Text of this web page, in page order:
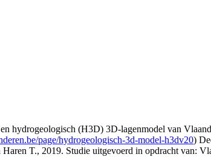
hydrogeologisch (H3D) 3D-lagenmodel van
page/hydrogeologisch-3d-model-h3dv20)
T., 2019. Studie uitgevoerd in opdracht van: